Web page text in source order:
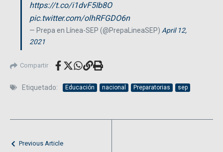
https://t.co/i1dvF5Ib8O
pic.twitter.com/olhRFGDO6n
— Prepa en Línea-SEP (@PrepaLineaSEP) April 12,
2021
Compartir
Etiquetado: Educación nacional Preparatorias sep
Previous Article